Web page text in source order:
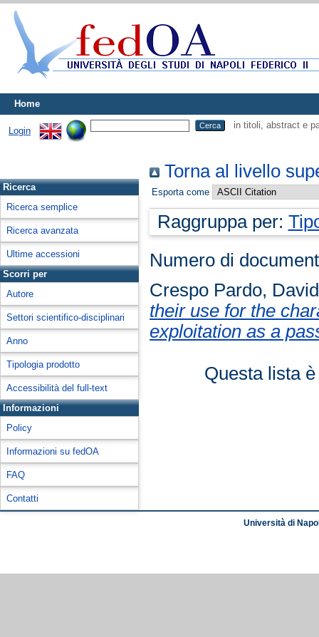
Home
Login
in titoli, abstract e
Ricerca
Ricerca semplice
Ricerca avanzata
Ultime accessioni
Scorri per
Autore
Settori scientifico-disciplinari
Anno
Tipologia prodotto
Accessibilità del full-text
Informazioni
Policy
Informazioni su fedOA
FAQ
Contatti
Torna al livello
Esporta come
Raggruppa per:
Numero di
Crespo Pardo, David
their use for the
exploitation as a
Questa lista
Università di